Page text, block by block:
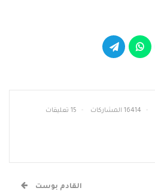
16414 المشاركات 15 تعليقات
القادم بوست